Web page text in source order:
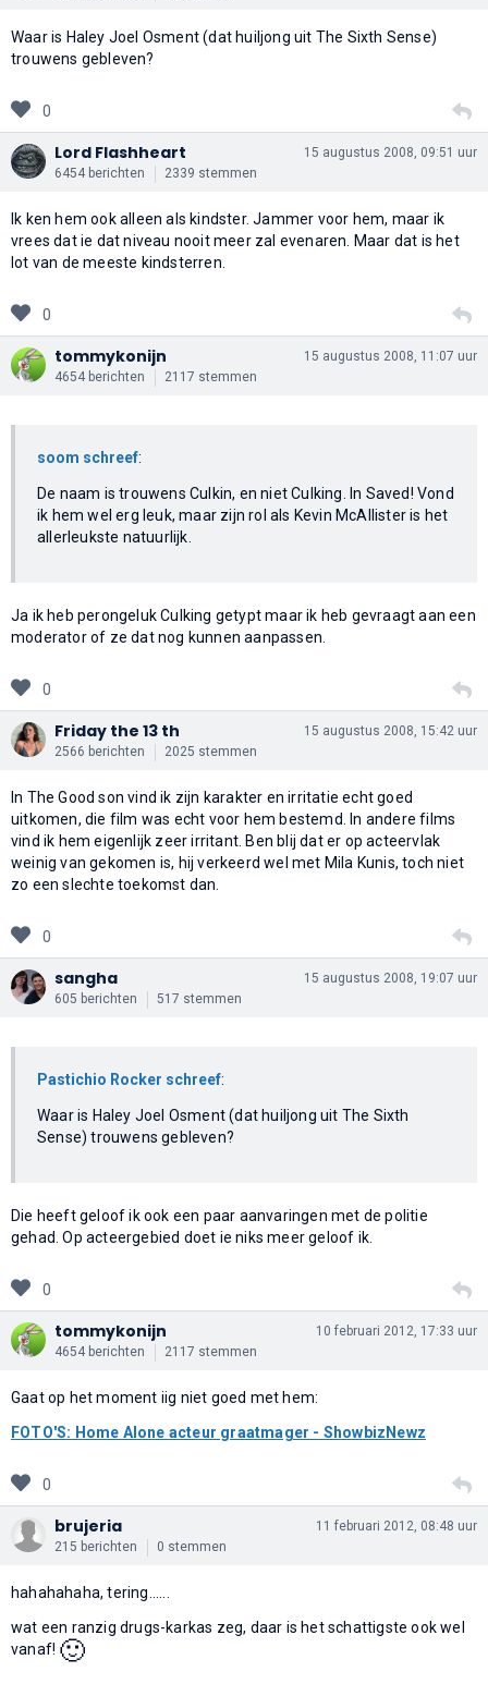
Waar is Haley Joel Osment (dat huiljong uit The Sixth Sense)
trouwens gebleven?
0
Lord Flashheart
6454 berichten 2339 stemmen
15 augustus 2008, 09:51 uur
Ik ken hem ook alleen als kindster. Jammer voor hem, maar ik
vrees dat ie dat niveau nooit meer zal evenaren. Maar dat is het
lot van de meeste kindsterren.
0
tommykonijn
4654 berichten 2117 stemmen
15 augustus 2008, 11:07 uur
soom schreef:
De naam is trouwens Culkin, en niet Culking. In Saved! Vond
ik hem wel erg leuk, maar zijn rol als Kevin McAllister is het
allerleukste natuurlijk.
Ja ik heb perongeluk Culking getypt maar ik heb gevraagt aan een
moderator of ze dat nog kunnen aanpassen.
0
Friday the 13 th
2566 berichten 2025 stemmen
15 augustus 2008, 15:42 uur
In The Good son vind ik zijn karakter en irritatie echt goed
uitkomen, die film was echt voor hem bestemd. In andere films
vind ik hem eigenlijk zeer irritant. Ben blij dat er op acteervlak
weinig van gekomen is, hij verkeerd wel met Mila Kunis, toch niet
zo een slechte toekomst dan.
0
sangha
605 berichten 517 stemmen
15 augustus 2008, 19:07 uur
Pastichio Rocker schreef:
Waar is Haley Joel Osment (dat huiljong uit The Sixth
Sense) trouwens gebleven?
Die heeft geloof ik ook een paar aanvaringen met de politie
gehad. Op acteergebied doet ie niks meer geloof ik.
0
tommykonijn
4654 berichten 2117 stemmen
10 februari 2012, 17:33 uur
Gaat op het moment iig niet goed met hem:
FOTO'S: Home Alone acteur graatmager - ShowbizNewz
0
brujeria
215 berichten 0 stemmen
11 februari 2012, 08:48 uur
hahahahaha, tering......
wat een ranzig drugs-karkas zeg, daar is het schattigste ook wel
vanaf! 🙂